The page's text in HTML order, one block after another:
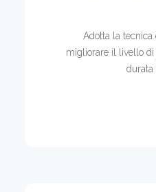
Adotta la
migliorare il livello
durata